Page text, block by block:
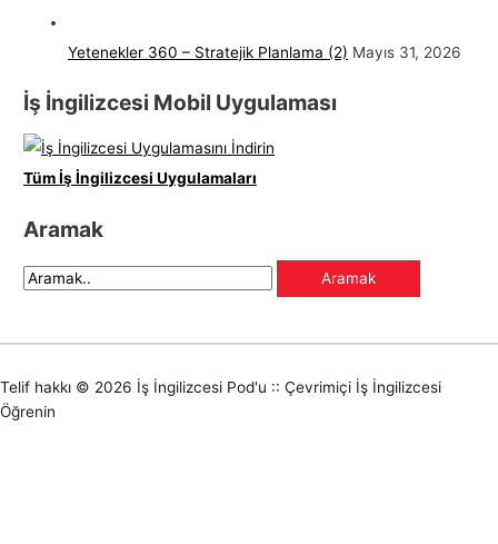
Yetenekler 360 – Stratejik Planlama (2) Mayıs 31, 2026
İş İngilizcesi Mobil Uygulaması
Tüm İş İngilizcesi Uygulamaları
Aramak
Telif hakkı © 2026 İş İngilizcesi Pod'u :: Çevrimiçi İş İngilizcesi
Öğrenin